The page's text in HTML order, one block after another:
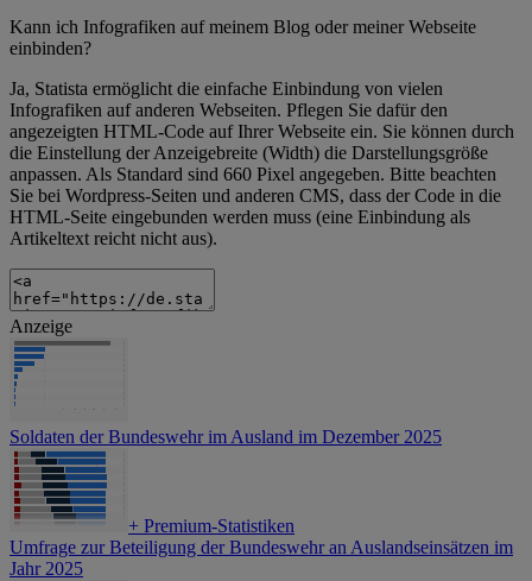
Kann ich Infografiken auf meinem Blog oder meiner Webseite
einbinden?
Ja, Statista ermöglicht die einfache Einbindung von vielen
Infografiken auf anderen Webseiten. Pflegen Sie dafür den
angezeigten HTML-Code auf Ihrer Webseite ein. Sie können durch
die Einstellung der Anzeigebreite (Width) die Darstellungsgröße
anpassen. Als Standard sind 660 Pixel angegeben. Bitte beachten
Sie bei Wordpress-Seiten und anderen CMS, dass der Code in die
HTML-Seite eingebunden werden muss (eine Einbindung als
Artikeltext reicht nicht aus).
Anzeige
Soldaten der Bundeswehr im Ausland im Dezember 2025
+ Premium-Statistiken
Umfrage zur Beteiligung der Bundeswehr an Auslandseinsätzen im
Jahr 2025